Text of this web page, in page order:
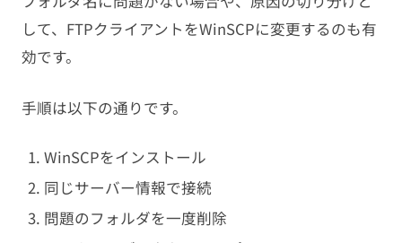
して、FTPクライアントをWinSCPに変更するのも有
効です。
手順は以下の通りです。
WinSCPをインストール
同じサーバー情報で接続
問題のフォルダを一度削除